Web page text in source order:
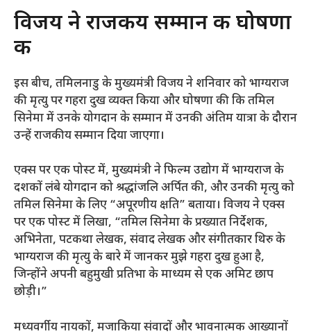
विजय ने राजकीय सम्मान की घोषणा
की
इस बीच, तमिलनाडु के मुख्यमंत्री विजय ने शनिवार को भाग्यराज
की मृत्यु पर गहरा दुख व्यक्त किया और घोषणा की कि तमिल
सिनेमा में उनके योगदान के सम्मान में उनकी अंतिम यात्रा के दौरान
उन्हें राजकीय सम्मान दिया जाएगा।
एक्स पर एक पोस्ट में, मुख्यमंत्री ने फिल्म उद्योग में भाग्यराज के
दशकों लंबे योगदान को श्रद्धांजलि अर्पित की, और उनकी मृत्यु को
तमिल सिनेमा के लिए “अपूरणीय क्षति” बताया। विजय ने एक्स
पर एक पोस्ट में लिखा, “तमिल सिनेमा के प्रख्यात निर्देशक,
अभिनेता, पटकथा लेखक, संवाद लेखक और संगीतकार थिरु के
भाग्यराज की मृत्यु के बारे में जानकर मुझे गहरा दुख हुआ है,
जिन्होंने अपनी बहुमुखी प्रतिभा के माध्यम से एक अमिट छाप
छोड़ी।”
मध्यवर्गीय नायकों, मजाकिया संवादों और भावनात्मक आख्यानों